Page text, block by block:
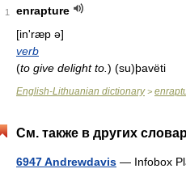
1
enrapture
[in'ræp ə]
verb
(to give delight to. ) (su)þavëti
English-Lithuanian dictionary>
См. также в других
6947 Andrewdavis — Infobox